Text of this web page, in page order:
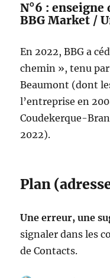
N°6 :
BBG Market /
En 2022, BBG a
chemin », tenu
Beaumont (dont
l’entreprise en
Coudekerque-
2022).
Plan
Une erreur, une
signaler dans les
de Contacts.